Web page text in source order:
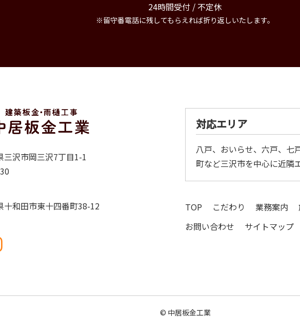
24時間受付 / 不定休
※留守番電話に残してもらえれば折り返しいたします。
三沢市岡三沢7丁目1-1
十和田市東十四番町38-12
対応エリア
八戸、おいらせ、六戸、七
町など三沢市を中心に近隣
TOP こだわり 業務案内
お問い合わせ
サイトマップ
© 中居板金工業